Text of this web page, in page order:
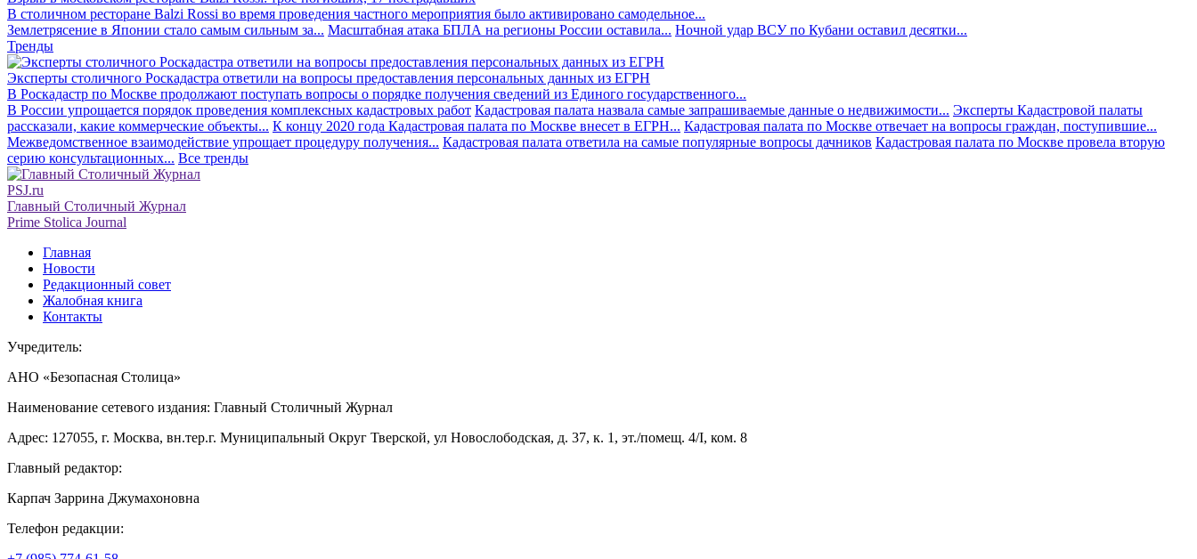
В столичном ресторане Balzi Rossi во время проведения частного мероприятия было активировано самодельное...
Землетрясение в Японии стало самым сильным за... Масштабная атака БПЛА на регионы России оставила... Ночной удар ВСУ по Кубани оставил десятки...
Тренды
Эксперты столичного Роскадастра ответили на вопросы предоставления персональных данных из ЕГРН
В Роскадастр по Москве продолжают поступать вопросы о порядке получения сведений из Единого государственного...
В России упрощается порядок проведения комплексных кадастровых работ Кадастровая палата назвала самые запрашиваемые данные о недвижимости... Эксперты Кадастровой палаты
рассказали, какие коммерческие объекты... К концу 2020 года Кадастровая палата по Москве внесет в ЕГРН... Кадастровая палата по Москве отвечает на вопросы граждан, поступившие...
Межведомственное взаимодействие упрощает процедуру получения... Кадастровая палата ответила на самые популярные вопросы дачников Кадастровая палата по Москве провела вторую
серию консультационных... Все тренды
PSJ.ru
Главный Столичный Журнал
Prime Stolica Journal
Главная
Новости
Редакционный совет
Жалобная книга
Контакты
Учредитель:
АНО «Безопасная Столица»
Наименование сетевого издания: Главный Столичный Журнал
Адрес: 127055, г. Москва, вн.тер.г. Муниципальный Округ Тверской, ул Новослободская, д. 37, к. 1, эт./помещ. 4/I, ком. 8
Главный редактор:
Карпач Заррина Джумахоновна
Телефон редакции: